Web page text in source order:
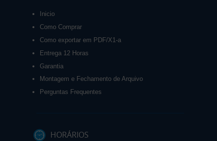
Inicio
Como Comprar
Como exportar em PDF/X1-a
Entrega 12 Horas
Garantia
Montagem e Fechamento de Arquivo
Perguntas Frequentes
HORÁRIOS